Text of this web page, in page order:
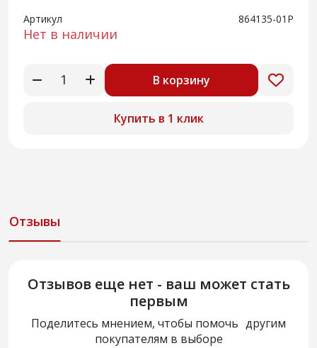
Артикул 864135-01Р
Нет в наличии
В корзину
Купить в 1 клик
Отзывы
Отзывов еще нет - ваш может стать
первым
Поделитесь мнением, чтобы помочь другим
покупателям в выборе